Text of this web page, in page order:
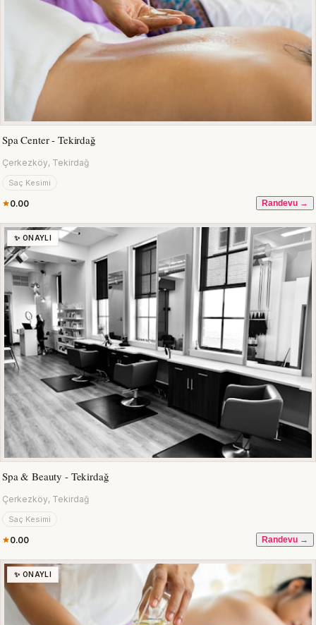
Spa Center - Tekirdağ
Çerkezköy, Tekirdağ
Saç Kesimi
0.00 Randevu →
✨ ONAYLI
Spa & Beauty - Tekirdağ
Çerkezköy, Tekirdağ
Saç Kesimi
0.00 Randevu →
✨ ONAYLI